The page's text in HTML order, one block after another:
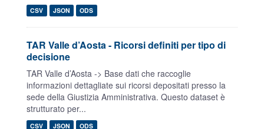
CSV JSON ODS
TAR Valle d’Aosta - Ricorsi definiti per tipo di
decisione
TAR Valle d’Aosta -> Base dati che raccoglie
informazioni dettagliate sui ricorsi depositati presso la
sede della Giustizia Amministrativa. Questo dataset è
strutturato per...
CSV JSON ODS